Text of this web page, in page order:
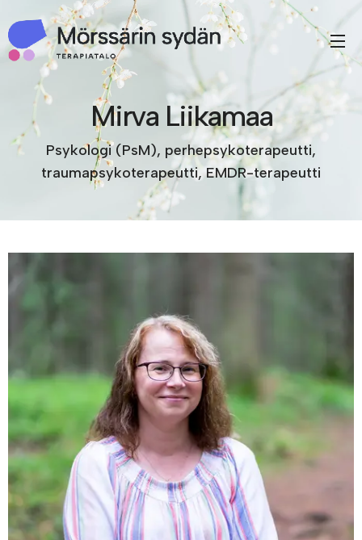
Mirva Liikamaa
Psykologi (PsM), perhepsykoterapeutti,
traumapsykoterapeutti, EMDR-terapeutti